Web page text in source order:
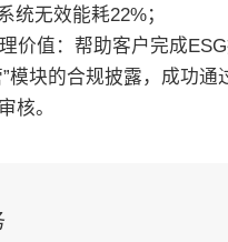
统无效能耗22%；
价值：帮助客户完成ESG
”模块的合规披露，成功通
核。